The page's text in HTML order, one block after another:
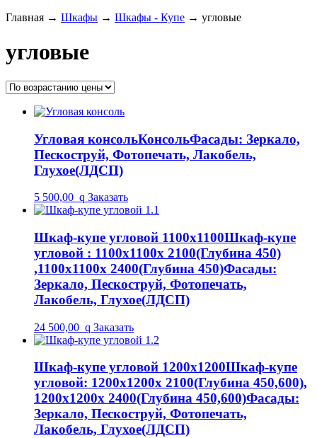
Главная → Шкафы → Шкафы - Купе → угловые
угловые
Угловая консольКонсольФасады: Зеркало,
Пескоструй, Фотопечать, Лакобель,
Глухое(ЛДСП)
5 500,00 q Заказать
Шкаф-купе угловой 1100х1100Шкаф-купе
угловой : 1100х1100х 2100(Глубина 450)
,1100х1100х 2400(Глубина 450)Фасады:
Зеркало, Пескоструй, Фотопечать,
Лакобель, Глухое(ЛДСП)
24 500,00 q Заказать
Шкаф-купе угловой 1200х1200Шкаф-купе
угловой: 1200х1200х 2100(Глубина 450,600),
1200х1200х 2400(Глубина 450,600)Фасады:
Зеркало, Пескоструй, Фотопечать,
Лакобель, Глухое(ЛДСП)